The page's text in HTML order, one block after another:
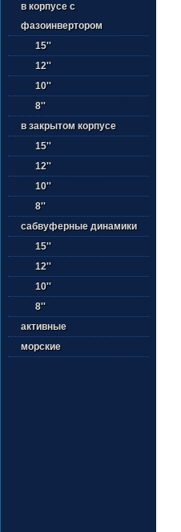
в корпусе с
фазоинвертором
15''
12''
10''
8''
в закрытом корпусе
15''
12''
10''
8''
сабвуферные динамики
15''
12''
10''
8''
активные
морские